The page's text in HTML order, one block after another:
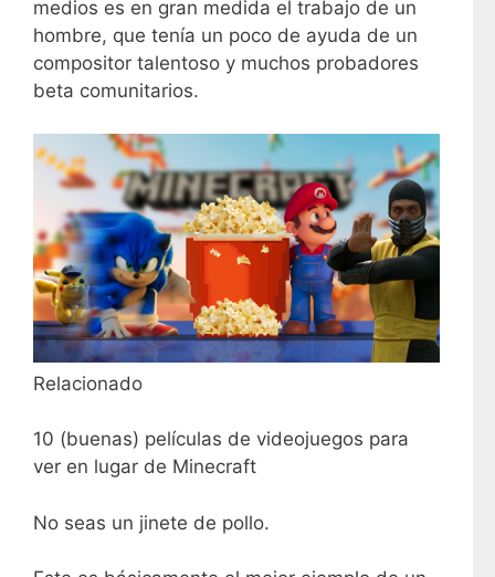
medios es en gran medida el trabajo de un
hombre, que tenía un poco de ayuda de un
compositor talentoso y muchos probadores
beta comunitarios.
Relacionado
10 (buenas) películas de videojuegos para
ver en lugar de Minecraft
No seas un jinete de pollo.